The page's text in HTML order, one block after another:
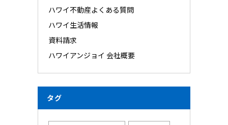
ハワイ不動産よくある質問
ハワイ生活情報
資料請求
ハワイアンジョイ 会社概要
タグ